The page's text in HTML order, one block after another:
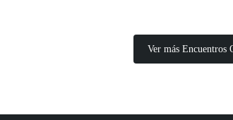
Ver más Encuentros